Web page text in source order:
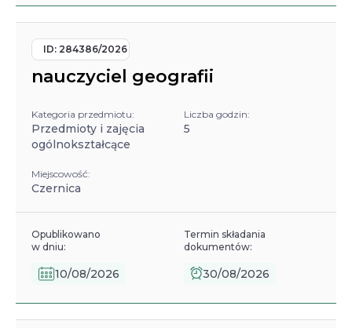
ID: 284386/2026
nauczyciel geografii
Kategoria przedmiotu:
Przedmioty i zajęcia
ogólnokształcące
Liczba godzin:
5
Miejscowość:
Czernica
Opublikowano
w dniu:
10/08/2026
Termin składania
dokumentów:
30/08/2026